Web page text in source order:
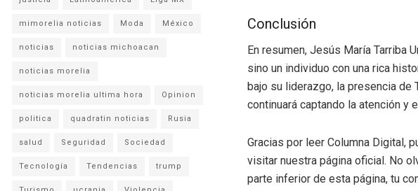
Conclusión
En resumen, Jesús María Tarriba
sino un individuo con una rica
bajo su liderazgo, la presencia de
continuará captando la atención y
Gracias por leer Columna Digital,
visitar nuestra página oficial. No
parte inferior de esta página, tu
mimorelia noticias Moda México
noticias noticias michoacan
noticias morelia
noticias morelia ultima hora Opinion
politica quadratin noticias Rusia
salud Seguridad Sociedad
Tecnología Tendencias trump